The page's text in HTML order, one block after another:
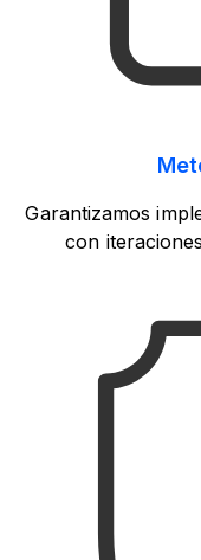
Garantizamos
con